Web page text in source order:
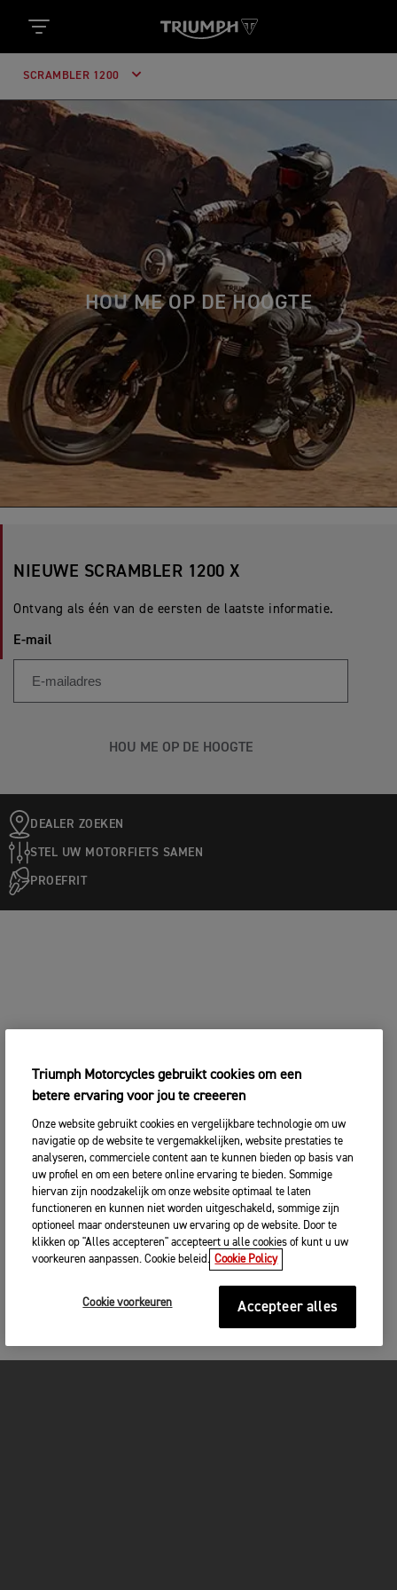
SCRAMBLER 1200
HOU ME OP DE HOOGTE
NIEUWE SCRAMBLER 1200 X
Ontvang als één van de eersten de laatste informatie.
E-mail
HOU ME OP DE HOOGTE
DEALER ZOEKEN
STEL UW MOTORFIETS SAMEN
PROEFRIT
Triumph Motorcycles gebruikt cookies om een
betere ervaring voor jou te creeeren
Onze website gebruikt cookies en vergelijkbare technologie om uw
navigatie op de website te vergemakkelijken, website prestaties te
analyseren, commerciele content aan te kunnen bieden op basis van
uw profiel en om een betere online ervaring te bieden. Sommige
hiervan zijn noodzakelijk om onze website optimaal te laten
functioneren en kunnen niet worden uitgeschakeld, sommige zijn
optioneel maar ondersteunen uw ervaring op de website. Door te
klikken op "Alles accepteren" accepteert u alle cookies of kunt u uw
voorkeuren aanpassen. Cookie beleid. Cookie Policy
Cookie voorkeuren Accepteer alles